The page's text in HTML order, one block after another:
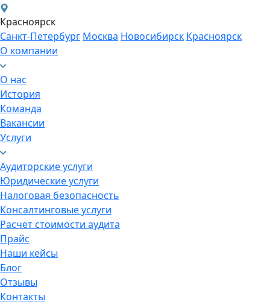
Красноярск
Санкт-Петербург Москва Новосибирск Красноярск
О компании
О нас
История
Команда
Вакансии
Услуги
Аудиторские услуги
Юридические услуги
Налоговая безопасность
Консалтинговые услуги
Расчет стоимости аудита
Прайс
Наши кейсы
Блог
Отзывы
Контакты